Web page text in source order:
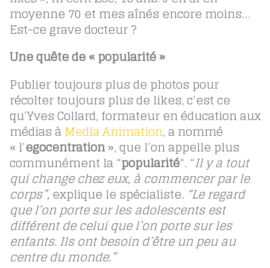
moyenne 70 et mes aînés encore moins…
Est-ce grave docteur ?
Une quête de « popularité »
Publier toujours plus de photos pour
récolter toujours plus de likes, c’est ce
qu’Yves Collard, formateur en éducation aux
médias àMedia Animation, a nommé
« l’egocentration», que l’on appelle plus
communément la “popularité“. “Il y a tout
qui change chez eux, à commencer par le
corps”,explique le spécialiste. “Le regard
que l’on porte sur les adolescents est
différent de celui que l’on porte sur les
enfants. Ils ont besoin d’être un peu au
centre du monde.”